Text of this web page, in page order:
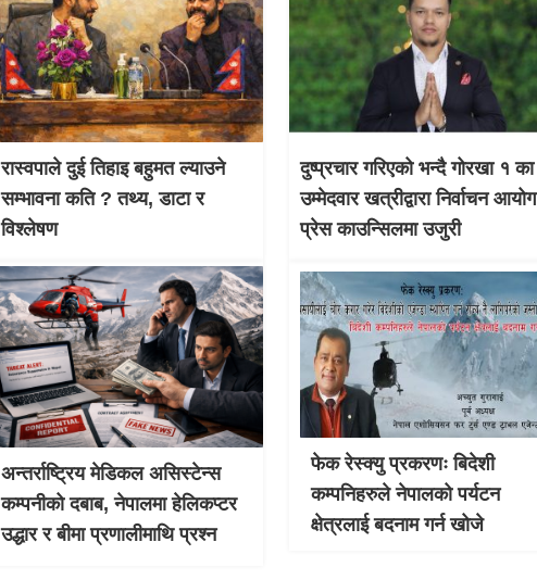
रास्वपाले दुई तिहाइ बहुमत ल्याउने
सम्भावना कति ? तथ्य, डाटा र
विश्लेषण
दुष्प्रचार गरिएको भन्दै गोरखा १ का
उम्मेदवार खत्रीद्वारा निर्वाचन
प्रेस काउन्सिलमा उजुरी
अन्तर्राष्ट्रिय मेडिकल असिस्टेन्स
कम्पनीको दबाब, नेपालमा हेलिकप्टर
उद्धार र बीमा प्रणालीमाथि प्रश्न
फेक रेस्क्यु प्रकरणः बिदेशी
कम्पनिहरुले नेपालको पर्यटन
क्षेत्रलाई बदनाम गर्न खोजे